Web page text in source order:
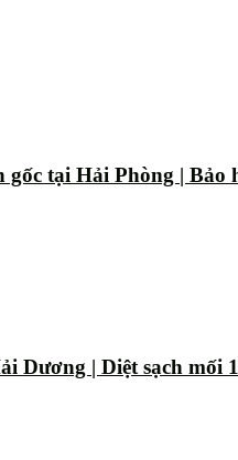
gốc tại Hải Phòng | Bảo
Dương | Diệt sạch mối